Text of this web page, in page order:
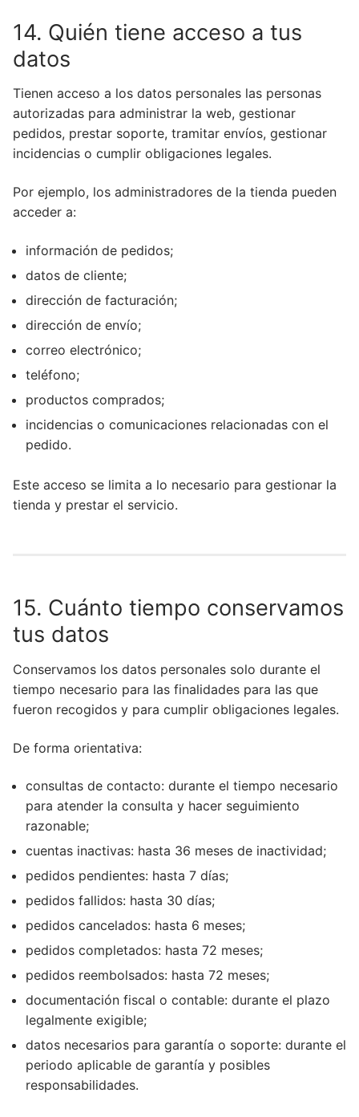
14. Quién tiene acceso a tus
datos
Tienen acceso a los datos personales las personas
autorizadas para administrar la web, gestionar
pedidos, prestar soporte, tramitar envíos, gestionar
incidencias o cumplir obligaciones legales.
Por ejemplo, los administradores de la tienda pueden
acceder a:
información de pedidos;
datos de cliente;
dirección de facturación;
dirección de envío;
correo electrónico;
teléfono;
productos comprados;
incidencias o comunicaciones relacionadas con el
pedido.
Este acceso se limita a lo necesario para gestionar la
tienda y prestar el servicio.
15. Cuánto tiempo conservamos
tus datos
Conservamos los datos personales solo durante el
tiempo necesario para las finalidades para las que
fueron recogidos y para cumplir obligaciones legales.
De forma orientativa:
consultas de contacto: durante el tiempo necesario
para atender la consulta y hacer seguimiento
razonable;
cuentas inactivas: hasta 36 meses de inactividad;
pedidos pendientes: hasta 7 días;
pedidos fallidos: hasta 30 días;
pedidos cancelados: hasta 6 meses;
pedidos completados: hasta 72 meses;
pedidos reembolsados: hasta 72 meses;
documentación fiscal o contable: durante el plazo
legalmente exigible;
datos necesarios para garantía o soporte: durante el
periodo aplicable de garantía y posibles
responsabilidades.